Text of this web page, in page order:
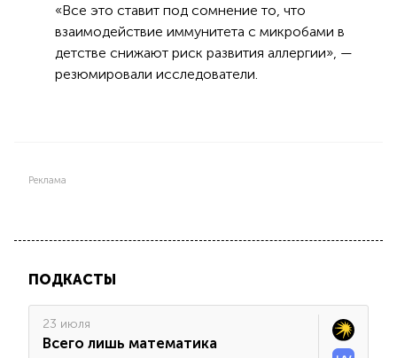
«Все это ставит под сомнение то, что
взаимодействие иммунитета с микробами в
детстве снижают риск развития аллергии», —
резюмировали исследователи.
Реклама
ПОДКАСТЫ
23 июля
Всего лишь математика